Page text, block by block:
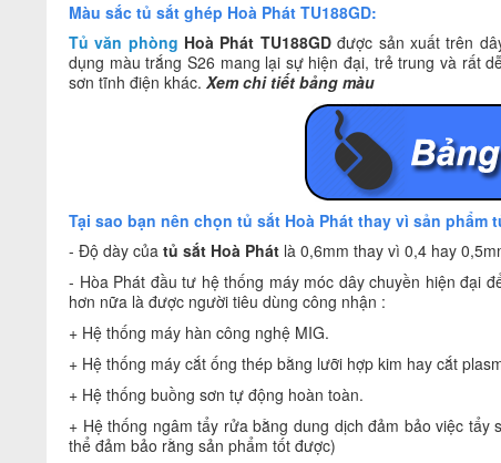
Màu sắc tủ sắt ghép Hoà Phát TU188GD:
Tủ văn phòng Hoà Phát TU188GDđược sản xuất trên
dụng màu trắng S26 mang lại sự hiện đại, trẻ trung và rất
sơn tĩnh điện khác. Xem chi tiết bảng màu
Tại sao bạn nên chọn tủ sắt Hoà Phát thay vì sản phẩm
- Độ dày của tủ sắt Hoà Phát là 0,6mm thay vì 0,4 hay
- Hòa Phát đầu tư hệ thống máy móc dây chuyền hiện đại
hơn nữa là được người tiêu dùng công nhận :
+ Hệ thống máy hàn công nghệ MIG.
+ Hệ thống máy cắt ống thép bằng lưỡi hợp kim hay cắt
+ Hệ thống buồng sơn tự động hoàn toàn.
+ Hệ thống ngâm tẩy rửa bằng dung dịch đảm bảo việc
thể đảm bảo rằng sản phẩm tốt được)